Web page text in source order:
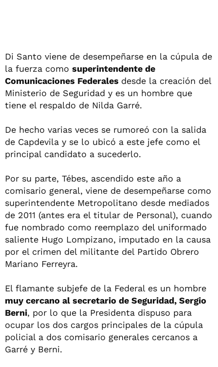
Di Santo viene de desempeñarse en la cúpula de
la fuerza como superintendente de
Comunicaciones Federales desde la creación del
Ministerio de Seguridad y es un hombre que
tiene el respaldo de Nilda Garré.
De hecho varias veces se rumoreó con la salida
de Capdevila y se lo ubicó a este jefe como el
principal candidato a sucederlo.
Por su parte, Tébes, ascendido este año a
comisario general, viene de desempeñarse como
superintendente Metropolitano desde mediados
de 2011 (antes era el titular de Personal), cuando
fue nombrado como reemplazo del uniformado
saliente Hugo Lompizano, imputado en la causa
por el crimen del militante del Partido Obrero
Mariano Ferreyra.
El flamante subjefe de la Federal es un hombre
muy cercano al secretario de Seguridad, Sergio
Berni, por lo que la Presidenta dispuso para
ocupar los dos cargos principales de la cúpula
policial a dos comisario generales cercanos a
Garré y Berni.